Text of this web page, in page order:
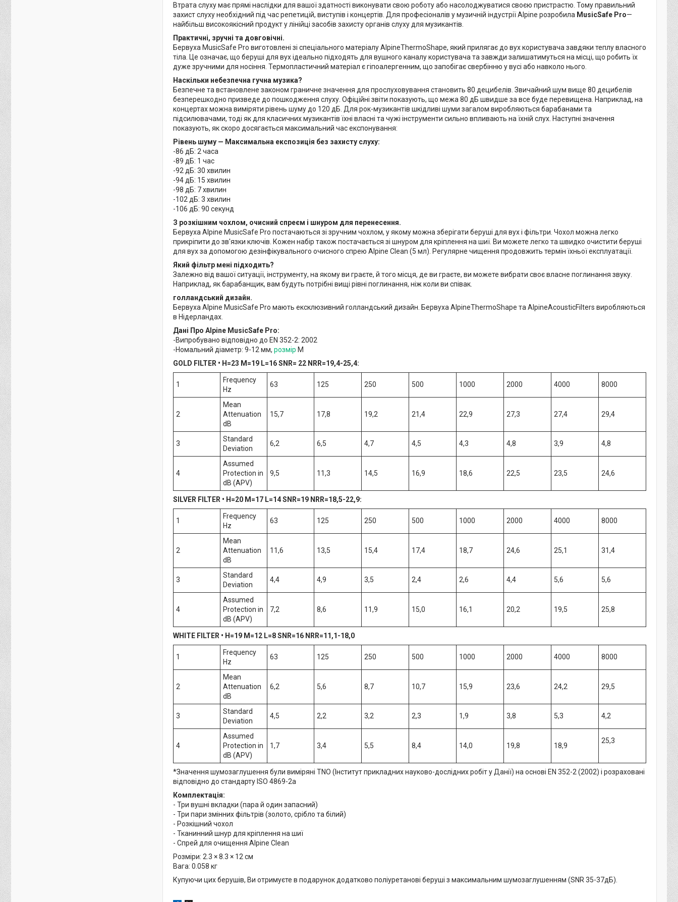
Втрата слуху має прямі наслідки для вашої здатності виконувати свою роботу або насолоджуватися своєю пристрастю. Тому правильний
захист слуху необхідний під час репетицій, виступів і концертів. Для професіоналів у музичній індустрії Alpine розробила MusicSafe Pro—
найбільш високоякісний продукт у лінійці засобів захисту органів слуху для музикантів.
Практичні, зручні та довговічні.
Бервуха MusicSafe Pro виготовлені зі спеціального матеріалу AlpineThermoShape, який прилягає до вух користувача завдяки теплу власного
тіла. Це означає, що беруші для вух ідеально підходять для вушного каналу користувача та завжди залишатимуться на місці, що робить їх
дуже зручними для носіння. Термопластичний матеріал є гіпоалергенним, що запобігає свербінню у вусі або навколо нього.
Наскільки небезпечна гучна музика?
Безпечне та встановлене законом граничне значення для прослуховування становить 80 децибелів. Звичайний шум вище 80 децибелів
безперешкодно призведе до пошкодження слуху. Офіційні звіти показують, що межа 80 дБ швидше за все буде перевищена. Наприклад, на
концертах можна виміряти рівень шуму до 120 дБ. Для рок-музикантів шкідливі шуми загалом виробляються барабанами та
підсилювачами, тоді як для класичних музикантів їхні власні та чужі інструменти сильно впливають на їхній слух. Наступні значення
показують, як скоро досягається максимальний час експонування:
Рівень шуму — Максимальна експозиція без захисту слуху:
-86 дБ: 2 часа
-89 дБ: 1 час
-92 дБ: 30 хвилин
-94 дБ: 15 хвилин
-98 дБ: 7 хвилин
-102 дБ: 3 хвилин
-106 дБ: 90 секунд
З розкішним чохлом, очисний спреєм і шнуром для перенесення.
Бервуха Alpine MusicSafe Pro постачаються зі зручним чохлом, у якому можна зберігати беруші для вух і фільтри. Чохол можна легко
прикріпити до зв'язки ключів. Кожен набір також постачається зі шнуром для кріплення на шиї. Ви можете легко та швидко очистити беруші
для вух за допомогою дезінфікувального очисного спрею Alpine Clean (5 мл). Регулярне чищення продовжить термін їхньої експлуатації.
Який фільтр мені підходить?
Залежно від вашої ситуації, інструменту, на якому ви граєте, й того місця, де ви граєте, ви можете вибрати своє власне поглинання звуку.
Наприклад, як барабанщик, вам будуть потрібні вищі рівні поглинання, ніж коли ви співак.
голландський дизайн.
Бервуха Alpine MusicSafe Pro мають ексклюзивний голландський дизайн. Бервуха AlpineThermoShape та AlpineAcousticFilters виробляються
в Нідерландах.
Дані Про Alpine MusicSafe Pro:
-Випробувано відповідно до EN 352-2: 2002
-Номальний діаметр: 9-12 мм, розмір М
GOLD FILTER • H=23 M=19 L=16 SNR= 22 NRR=19,4-25,4:
1
Frequency
Hz
63 125 250 500 1000 2000 4000 8000
2
Mean
Attenuation
dB
15,7 17,8 19,2 21,4 22,9 27,3 27,4 29,4
3
Standard
Deviation
6,2 6,5 4,7 4,5 4,3 4,8 3,9 4,8
4
Assumed
Protection in
dB (APV)
9,5 11,3 14,5 16,9 18,6 22,5 23,5 24,6
SILVER FILTER • H=20 M=17 L=14 SNR=19 NRR=18,5-22,9:
1
Frequency
Hz
63 125 250 500 1000 2000 4000 8000
2
Mean
Attenuation
dB
11,6 13,5 15,4 17,4 18,7 24,6 25,1 31,4
3
Standard
Deviation
4,4 4,9 3,5 2,4 2,6 4,4 5,6 5,6
4
Assumed
Protection in
dB (APV)
7,2 8,6 11,9 15,0 16,1 20,2 19,5 25,8
WHITE FILTER • H=19 M=12 L=8 SNR=16 NRR=11,1-18,0
1
Frequency
Hz
63 125 250 500 1000 2000 4000 8000
2
Mean
Attenuation
dB
6,2 5,6 8,7 10,7 15,9 23,6 24,2 29,5
3
Standard
Deviation
4,5 2,2 3,2 2,3 1,9 3,8 5,3 4,2
4
Assumed
Protection in
dB (APV)
1,7 3,4 5,5 8,4 14,0 19,8 18,9
25,3
*Значення шумозаглушення були виміряні TNO (Інститут прикладних науково-дослідних робіт у Данії) на основі EN 352-2 (2002) і розраховані
відповідно до стандарту ISO 4869-2a
Комплектація:
- Три вушні вкладки (пара й один запасний)
- Три пари змінних фільтрів (золото, срібло та білий)
- Розкішний чохол
- Тканинний шнур для кріплення на шиї
- Спрей для очищення Alpine Clean
Розміри: 2.3 × 8.3 × 12 см
Вага: 0.058 кг
Купуючи цих берушів, Ви отримуєте в подарунок додатково поліуретанові беруші з максимальним шумозаглушенням (SNR 35-37дБ).